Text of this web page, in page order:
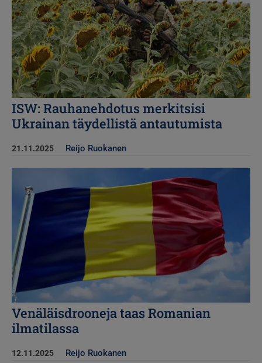
ISW: Rauhanehdotus merkitsisi
Ukrainan täydellistä antautumista
21.11.2025 Reijo Ruokanen
Venäläisdrooneja taas Romanian
ilmatilassa
12.11.2025 Reijo Ruokanen